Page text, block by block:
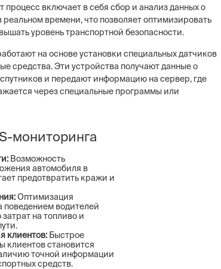
процесс включает в себя сбор и анализ данных о
времени, что позволяет оптимизировать
уровень транспортной безопасности.
на основе установки специальных датчиков
средства. Эти устройства получают данные о
и передают информацию на сервер, где
через специальные программы или
мониторинга
Возможность
автомобиля в
предотвратить кражи и
Оптимизация
поведением водителей
на топливо и
клиентов: Быстрое
клиентов становится
точной информации
средств.